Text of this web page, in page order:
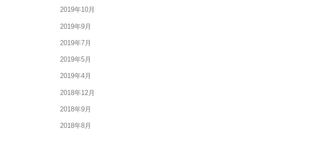
2019年10月
2019年9月
2019年7月
2019年5月
2019年4月
2018年12月
2018年9月
2018年8月